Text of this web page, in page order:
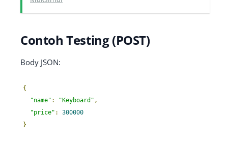
Contoh Testing (POST)
Body JSON:
{
"name" : "Keyboard" ,
"price" :
300000
}